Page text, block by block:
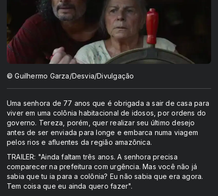
© Guilhermo Garza/Desvia/Divulgação
Uma senhora de 77 anos que é obrigada a sair de casa para
viver em uma colônia habitacional de idosos, por ordens do
governo. Tereza, porém, quer realizar seu último desejo
antes de ser enviada para longe e embarca numa viagem
pelos rios e afluentes da região amazônica.
TRAILER: "Ainda faltam três anos. A senhora precisa
comparecer na prefeitura com urgência. Mas você não já
sabia que tu ia para a colônia? Eu não sabia que era agora.
Tem coisa que eu ainda quero fazer".